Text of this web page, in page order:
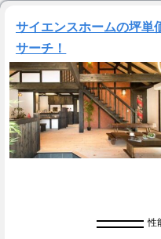
サイエンスホームの坪単
サーチ！
性